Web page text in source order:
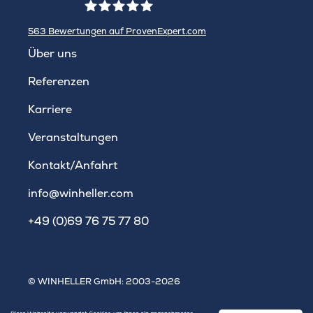
563 Bewertungen auf ProvenExpert.com
Über uns
Referenzen
Karriere
Veranstaltungen
Kontakt/Anfahrt
info@winheller.com
+49 (0)69 76 75 77 80
© WINHELLER GmbH: 2003-2026